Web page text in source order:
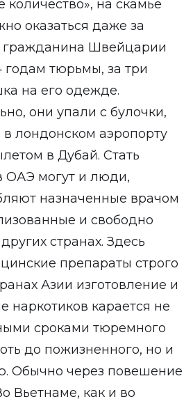
количество», на скамье
оказаться даже за
гражданина Швейцарии
годам тюрьмы, за три
на его одежде.
они упали с булочки,
лондонском аэропорту
в Дубай. Стать
ОАЭ могут и люди,
назначенные врачом
и свободно
странах. Здесь
препараты строго
Азии изготовление и
наркотиков карается не
сроками тюремного
до пожизненного, но и
Обычно через повешение
Вьетнаме, как и во